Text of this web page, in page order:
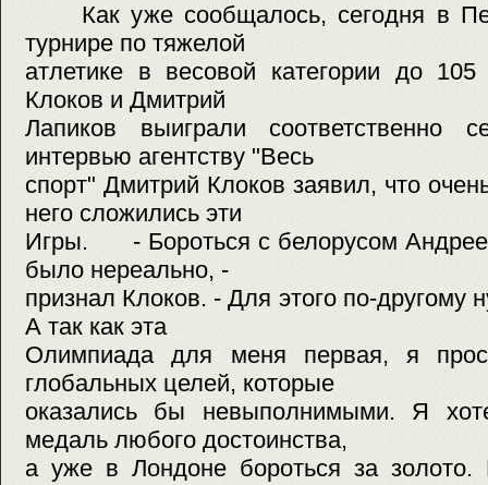
Как уже сообщалось, сегодня в
турнире по тяжелой
атлетике в весовой категории до
Клоков и Дмитрий
Лапиков выиграли соответственно
интервью агентству "Весь
спорт" Дмитрий Клоков заявил, что
него сложились эти
Игры. - Бороться с белорусом
было нереально, -
признал Клоков. - Для этого по-другому
А так как эта
Олимпиада для меня первая, я
глобальных целей, которые
оказались бы невыполнимыми. Я
медаль любого достоинства,
а уже в Лондоне бороться за